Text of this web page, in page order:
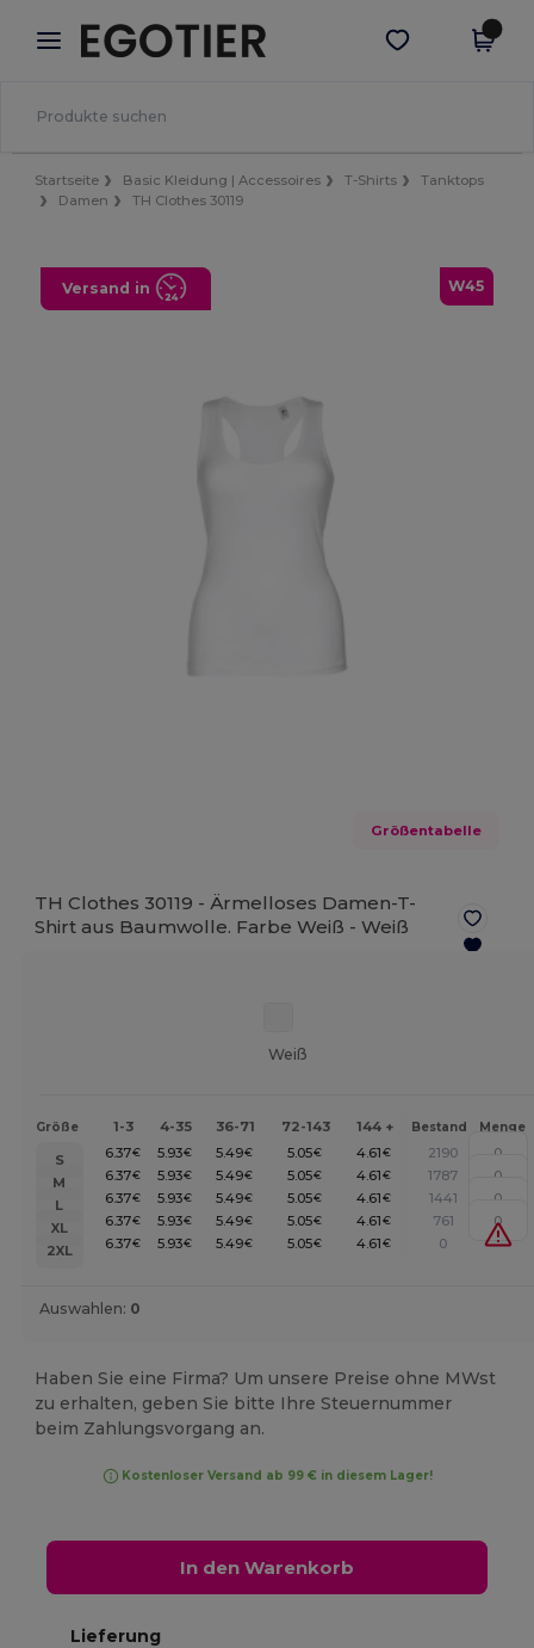
× Egotier App
Bessere Preise in der App!
App holen
Startseite Basic Kleidung | Accessoires T-Shirts
Tanktops
Damen
TH Clothes 30119
W45
Versand in
Größentabelle
TH Clothes 30119 - Ärmelloses Damen-T-
Shirt aus Baumwolle. Farbe Weiß -Weiß
Weiß
Größe 1-3 4-35 36-71 72-143 144 + Bestand Menge
S 6.37€ 5.93€ 5.49€ 5.05€ 4.61 €
2190
M
6.37€ 5.93€ 5.49€ 5.05€ 4.61 €
1787
L
6.37€ 5.93€ 5.49€ 5.05€ 4.61 €
1441
XL
6.37€ 5.93€ 5.49€ 5.05€ 4.61 €
761
2XL
6.37€ 5.93€ 5.49€ 5.05€ 4.61 € 0
Auswahlen: 0
Haben Sie eine Firma? Um unsere Preise ohne MWst
zu erhalten, geben Sie bitte Ihre Steuernummer
beim Zahlungsvorgang an.
Kostenloser Versand ab 99 € in diesem Lager!
In den Warenkorb
Lieferung